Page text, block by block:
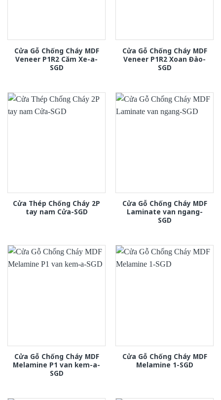
Cửa Gỗ Chống Cháy MDF
Veneer P1R2 Căm Xe-a-
SGD
Cửa Gỗ Chống Cháy MDF
Veneer P1R2 Xoan Đào-
SGD
Cửa Thép Chống Cháy 2P
tay nam Cửa-SGD
Cửa Gỗ Chống Cháy MDF
Laminate van ngang-
SGD
Cửa Gỗ Chống Cháy MDF
Melamine P1 van kem-a-
SGD
Cửa Gỗ Chống Cháy MDF
Melamine 1-SGD